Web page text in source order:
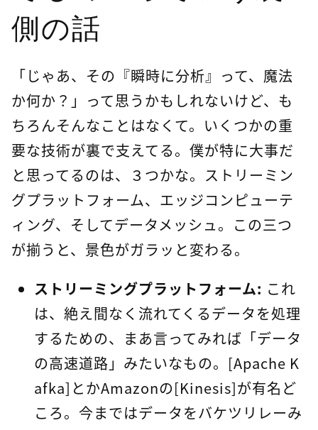
側の話
「じゃあ、その『瞬時に分析』って、魔法
か何か？」って思うかもしれないけど、も
ちろんそんなことはなくて。いくつかの重
要な技術が裏で支えてる。僕が特に大事だ
と思ってるのは、３つかな。ストリーミン
グプラットフォーム、エッジコンピューテ
ィング、そしてデータメッシュ。この三つ
が揃うと、景色がガラッと変わる。
ストリーミングプラットフォーム: これ
は、絶え間なく流れてくるデータを処理
するための、まあ言ってみれば「データ
の高速道路」みたいなもの。[Apache K
afka]とかAmazonの[Kinesis]が有名ど
ころ。今まではデータをバケツリレーみ